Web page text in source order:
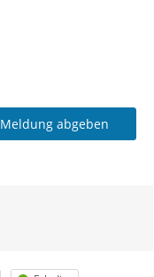
Meldung abgeben